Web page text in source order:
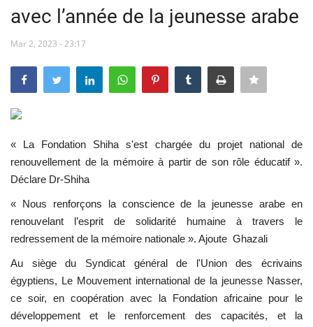
Forum international Nasser
Terms & Conditions
Contact
Héritage de Gamal Abdel Nasser
L'Égypte
Les auspices
Mouvement de la jeunesse de
Nasser
La Bourse Nasser pour le leadership
international
avec l’année de la jeunesse arabe
Mar 2, 2023 - 23:17
« La Fondation Shiha s'est chargée du projet national de
renouvellement de la mémoire à partir de son rôle éducatif ».
Déclare Dr-Shiha
« Nous renforçons la conscience de la jeunesse arabe en
renouvelant l’esprit de solidarité humaine à travers le
redressement de la mémoire nationale ». Ajoute Ghazali
Au siège du Syndicat général de l'Union des écrivains
égyptiens, Le Mouvement international de la jeunesse Nasser,
ce soir, en coopération avec la Fondation africaine pour le
développement et le renforcement des capacités, et la